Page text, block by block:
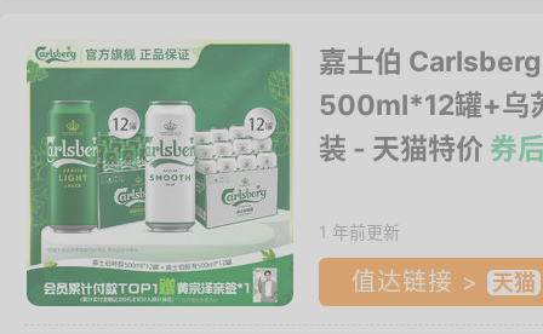
嘉士伯
500ml*12罐+乌
装 - 天猫特价 券
1 年前更新
值达链接 >